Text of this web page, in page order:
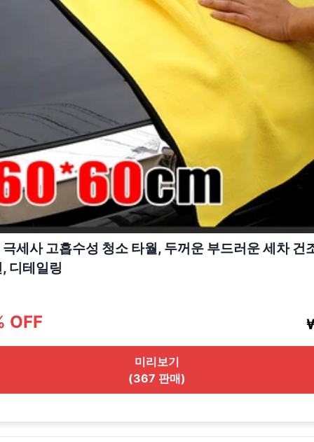
세사 고흡수성 청소 타월, 두꺼운 부드러운 세차 건
디테일링
OFF
미리보기
(367 판매)